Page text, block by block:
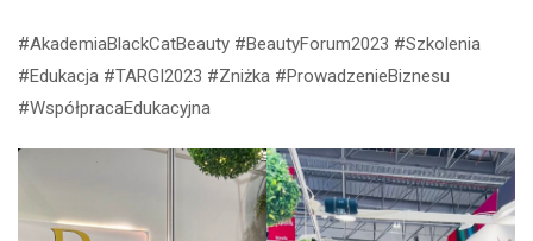
#AkademiaBlackCatBeauty #BeautyForum2023 #Szkolenia
#Edukacja #TARGI2023 #Zniżka #ProwadzenieBiznesu
#WspółpracaEdukacyjna